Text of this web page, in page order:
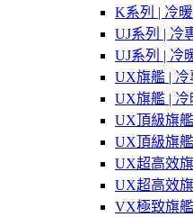
K系列 | 冷暖
UJ系列 | 冷
UJ系列 | 冷
UX旗艦 | 冷
UX旗艦 | 冷
UX頂級旗
UX頂級旗
UX超高效
UX超高效
VX極致旗